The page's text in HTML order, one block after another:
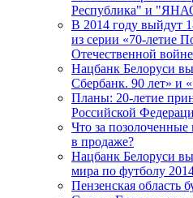
Республика" и
В 2014 году выйдут
из серии «70-летие
Отечественной
Нацбанк Белоруси
Сбербанк. 90 лет» и
Планы: 20-летие
Российской
Что за
в продаже?
Нацбанк Белоруси
мира по футболу
Пензенская область